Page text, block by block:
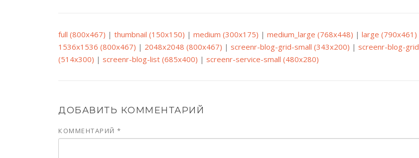
full (800x467) | thumbnail (150x150) | medium (300x175) | medium_large (768x448) | large (790x461)
1536x1536 (800x467) | 2048x2048 (800x467) | screenr-blog-grid-small (343x200) | screenr-blog-grid
(514x300) | screenr-blog-list (685x400) | screenr-service-small (480x280)
ДОБАВИТЬ КОММЕНТАРИЙ
КОММЕНТАРИЙ *